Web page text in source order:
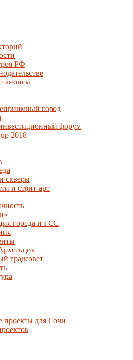
РФ
анонсы
город
форум
2018
скверы
и стрит-арт
города и ГСС
градсовет
проекты для Сочи